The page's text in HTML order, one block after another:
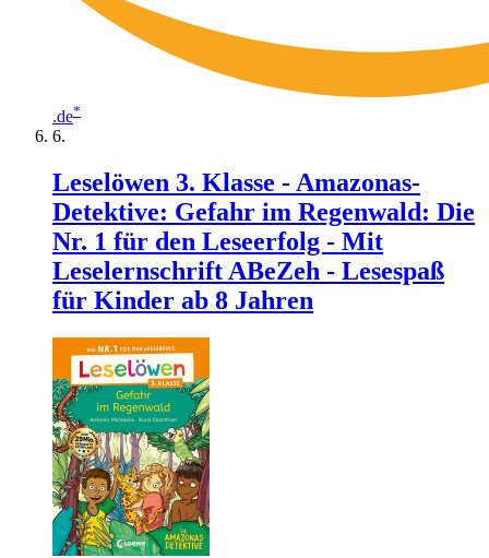
.de*
Leselöwen 3. Klasse - Amazonas-
Detektive: Gefahr im Regenwald: Die
Nr. 1 für den Leseerfolg - Mit
Leselernschrift ABeZeh - Lesespaß
für Kinder ab 8 Jahren